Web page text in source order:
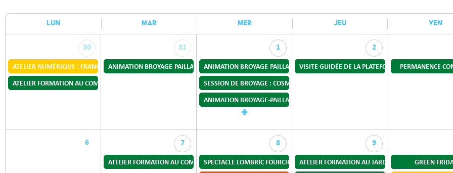
LUN MAR MER JEU VEN
30
ATELIER NUMÉRIQUE : FRANCE IDENTITÉ
ATELIER FORMATION AU COMPOSTAGE
31
ANIMATION BROYAGE-PAILLAGE-COMPOSTAGE
1
ANIMATION BROYAGE-PAILLAGE-COMPOSTAGE
SESSION DE BROYAGE : COSMES
ANIMATION BROYAGE-PAILLAGE-COMPOSTAGE
+
2
VISITE GUIDÉE DE LA PLATEFORME DE COMPOSTAGE
PERMANENCE
6 7
ATELIER FORMATION AU COMPOSTAGE
8
SPECTACLE LOMBRIC FOURCHU
9
ATELIER FORMATION AU JARDINAGE AU NATUREL
GREEN